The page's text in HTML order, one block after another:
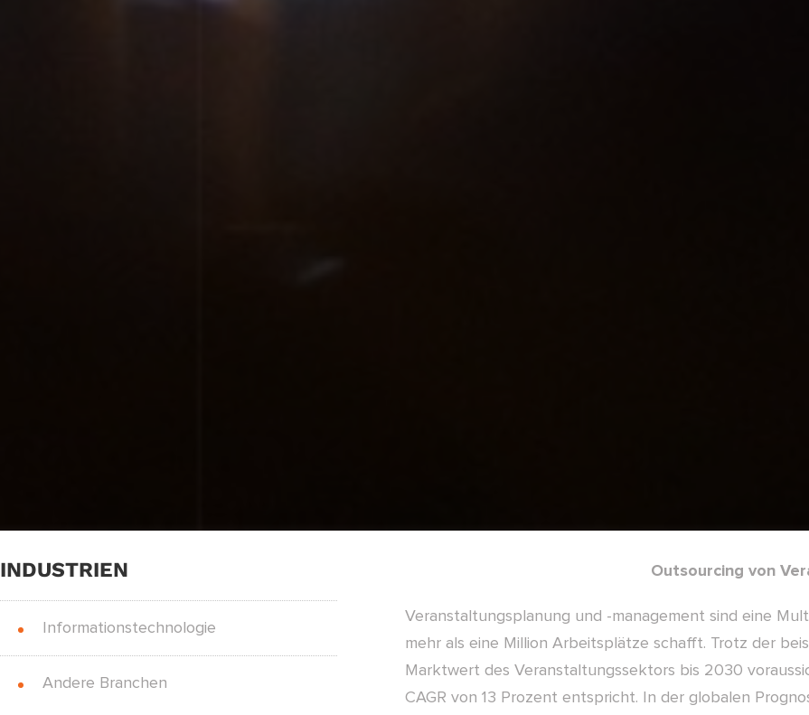
INDUSTRIEN
Informationstechnologie
Andere Branchen
Outsourcing von
Veranstaltungsplanung und -management sind eine
mehr als eine Million Arbeitsplätze schafft. Trotz der
Marktwert des Veranstaltungssektors bis 2030
CAGR von 13 Prozent entspricht. In der globalen